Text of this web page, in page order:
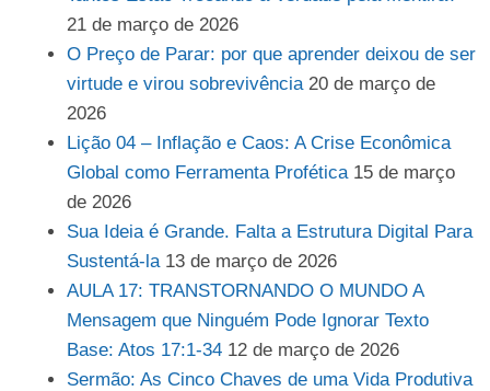
21 de março de 2026
O Preço de Parar: por que aprender deixou de ser
virtude e virou sobrevivência 20 de março de
2026
Lição 04 – Inflação e Caos: A Crise Econômica
Global como Ferramenta Profética 15 de março
de 2026
Sua Ideia é Grande. Falta a Estrutura Digital Para
Sustentá-la 13 de março de 2026
AULA 17: TRANSTORNANDO O MUNDO A
Mensagem que Ninguém Pode Ignorar Texto
Base: Atos 17:1-34 12 de março de 2026
Sermão: As Cinco Chaves de uma Vida Produtiva